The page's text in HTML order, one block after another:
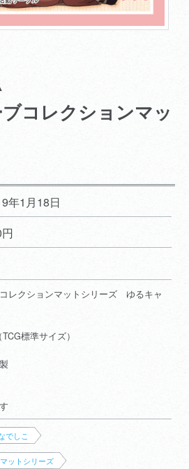
コレクションマッ
年1月18日
レクションマットシリーズ ゆるキャ
標準サイズ）
でしこ
ットシリーズ